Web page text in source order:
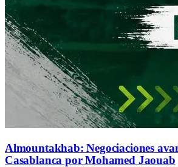
Almountakhab: Negociaciones
Casablanca por Mohamed Jaouab